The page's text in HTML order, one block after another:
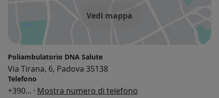
Vedi mappa
Poliambulatorio DNA Salute
Via Tirana, 6, Padova 35138
Telefono
+390... · Mostra numero di telefono